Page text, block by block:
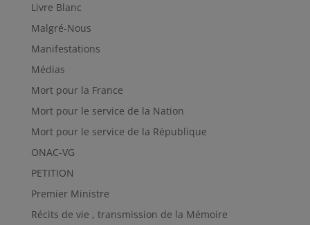
Livre Blanc
Malgré-Nous
Manifestations
Médias
Mort pour la France
Mort pour le service de la Nation
Mort pour le service de la République
ONAC-VG
PETITION
Premier Ministre
Récits de vie , transmission de la Mémoire